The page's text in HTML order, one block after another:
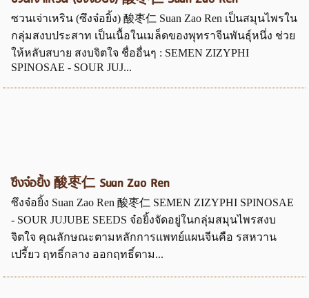
ซวนเจ่าเหริน (ซึงจ๋อยิ้ง) 酸枣仁 Suan Zao Ren เป็นสมุนไพรใน
กลุ่มสงบประสาท เป็นเนื้อในเมล็ดของพุทราจีนพันธุ์หนึ่ง ช่วย
ให้หลับสบาย สงบจิตใจ ชื่ออื่นๆ : SEMEN ZIZYPHI
SPINOSAE - SOUR JUJ...
ซึงจ๋อยิ้ง 酸枣仁 Suan Zao Ren
ซึงจ๋อยิ้ง Suan Zao Ren 酸枣仁 SEMEN ZIZYPHI SPINOSAE
- SOUR JUJUBE SEEDS จ๋อยิ้งจัดอยู่ในกลุ่มสมุนไพรสงบ
จิตใจ คุณลักษณะตามหลักการแพทย์แผนจีนคือ รสหวาน
เปรี้ยว ฤทธิ์กลาง ออกฤทธิ์ตาม...